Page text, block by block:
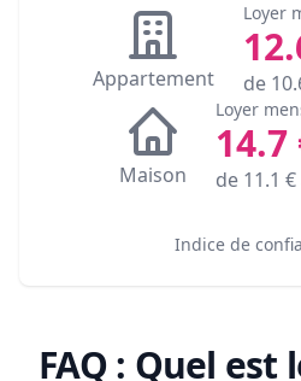
Appartement
Loyer
de
Maison
Loyer
14.7
de 11.1 €
Indice de
FAQ : Quel est